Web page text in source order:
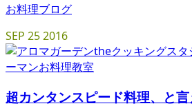
お料理ブログ
SEP 252016
超カンタンスピード料理、と言